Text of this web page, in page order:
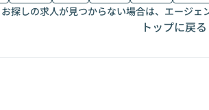
お探しの求人が見つからない場合は、エージェ
トップに戻る